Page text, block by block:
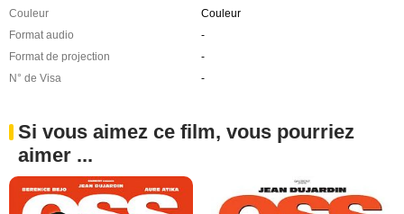
Couleur
Couleur
Format audio
-
Format de projection
-
N° de Visa
-
Si vous aimez ce film, vous pourriez
aimer ...